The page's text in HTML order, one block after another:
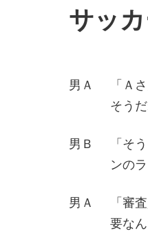
サッ
男Ａ
「Ａ
そうだ
男Ｂ
「そ
ンの
男Ａ
「審
要なん